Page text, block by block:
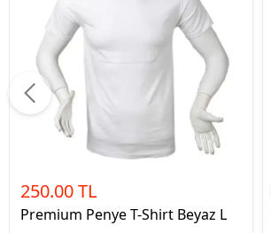
250.00 TL
Premium Penye T-Shirt Beyaz L